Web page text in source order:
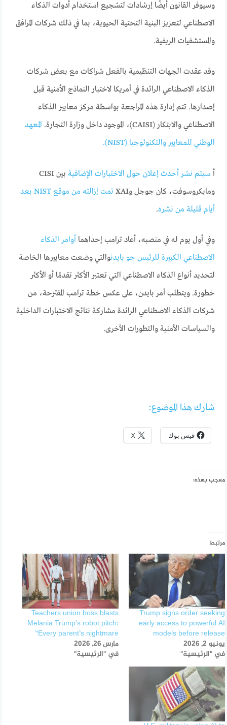
وسيوفر القانون أيضًا إرشادات لتشجيع استخدام أدوات الذكاء
الاصطناعي لتعزيز البنية التحتية الحيوية، بما في ذلك شركات المرافق
والمستشفيات الريفية.
وقد عقدت الجهات التنظيمية بالفعل شراكات مع بعض شركات
الذكاء الاصطناعي الرائدة في أمريكا لاختبار النماذج الأمنية قبل
إصدارها. تتم إدارة هذه المراجعة بواسطة مركز معايير الذكاء
الاصطناعي والابتكار (CAISI)، الموجود داخل وزارة التجارة.
المعهد
الوطني للمعايير والتكنولوجيا (NIST).
أ سيتم نشر أحدث إعلان حول الاختبارات الإضافية
بين CISI
ومايكروسوفت، كان جوجل وXAI
تمت إزالته من موقع NIST بعد
أيام قليلة من نشره.
وفي أول يوم له في منصبه، أعاد ترامب إحداهما أوامر الذكاء
الاصطناعي الكبيرة للرئيس جو بايدنوالتي وضعت معاييرها الخاصة
لتحديد أنواع الذكاء الاصطناعي التي تعتبر الأكثر تقدمًا أو الأكثر
خطورة. ويتطلب أمر بايدن، على عكس خطة ترامب المقترحة، من
شركات الذكاء الاصطناعي الرائدة مشاركة نتائج الاختبارات الداخلية
والسياسات الأمنية والتطورات الأخرى.
شارك هذا الموضوع:
فيس بوك X
معجب بهذه:
مرتبط
Trump signs order seeking
early access to powerful AI
models before release
يونيو 2, 2026
في "الرئيسية"
Teachers union boss blasts
Melania Trump’s robot pitch:
‘Every parent’s nightmare’
مارس 26, 2026
في "الرئيسية"